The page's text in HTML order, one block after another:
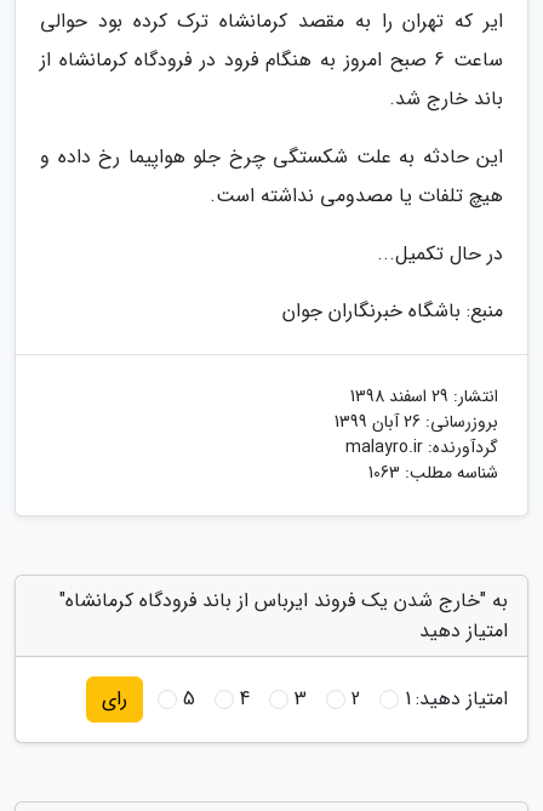
ایر که تهران را به مقصد کرمانشاه ترک کرده بود حوالی
ساعت 6 صبح امروز به هنگام فرود در فرودگاه کرمانشاه از
باند خارج شد.
این حادثه به علت شکستگی چرخ جلو هواپیما رخ داده و
هیچ تلفات یا مصدومی نداشته است.
در حال تکمیل...
منبع: باشگاه خبرنگاران جوان
انتشار: 29 اسفند 1398
بروزرسانی: 26 آبان 1399
گردآورنده: malayro.ir
شناسه مطلب: 1063
به "خارج شدن یک فروند ایرباس از باند فرودگاه کرمانشاه"
امتیاز دهید
امتیاز دهید:1
2
3
4
5 رای